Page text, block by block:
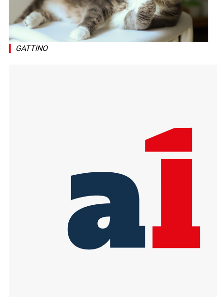
GATTINO